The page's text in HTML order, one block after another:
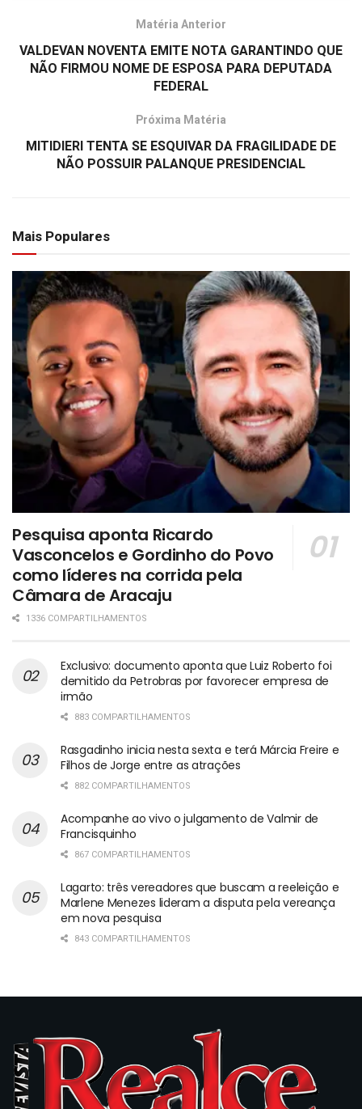
Matéria Anterior
VALDEVAN NOVENTA EMITE NOTA GARANTINDO QUE
NÃO FIRMOU NOME DE ESPOSA PARA DEPUTADA
FEDERAL
Próxima Matéria
MITIDIERI TENTA SE ESQUIVAR DA FRAGILIDADE DE
NÃO POSSUIR PALANQUE PRESIDENCIAL
Mais Populares
Pesquisa aponta Ricardo
Vasconcelos e Gordinho do Povo
como líderes na corrida pela
Câmara de Aracaju
1336 COMPARTILHAMENTOS
Exclusivo: documento aponta que Luiz Roberto foi
demitido da Petrobras por favorecer empresa de
irmão
883 COMPARTILHAMENTOS
Rasgadinho inicia nesta sexta e terá Márcia Freire e
Filhos de Jorge entre as atrações
882 COMPARTILHAMENTOS
Acompanhe ao vivo o julgamento de Valmir de
Francisquinho
867 COMPARTILHAMENTOS
Lagarto: três vereadores que buscam a reeleição e
Marlene Menezes lideram a disputa pela vereança
em nova pesquisa
843 COMPARTILHAMENTOS